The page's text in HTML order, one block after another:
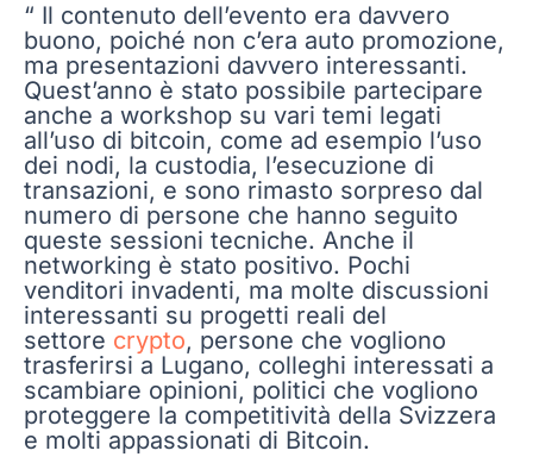
“ Il contenuto dell’evento era davvero
buono, poiché non c’era auto promozione,
ma presentazioni davvero interessanti.
Quest’anno è stato possibile partecipare
anche a workshop su vari temi legati
all’uso di bitcoin, come ad esempio l’uso
dei nodi, la custodia, l’esecuzione di
transazioni, e sono rimasto sorpreso dal
numero di persone che hanno seguito
queste sessioni tecniche. Anche il
networking è stato positivo. Pochi
venditori invadenti, ma molte discussioni
interessanti su progetti reali del
settore crypto, persone che vogliono
trasferirsi a Lugano, colleghi interessati a
scambiare opinioni, politici che vogliono
proteggere la competitività della Svizzera
e molti appassionati di Bitcoin.